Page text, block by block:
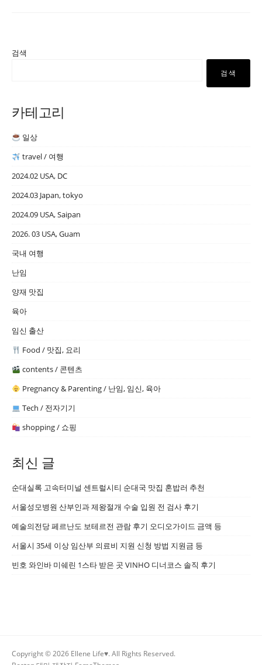
검색
검색
카테고리
일상
travel / 여행
2024.02 USA, DC
2024.03 Japan, tokyo
2024.09 USA, Saipan
2026. 03 USA, Guam
국내 여행
난임
양재 맛집
육아
임신 출산
Food / 맛집, 요리
contents / 콘텐츠
Pregnancy & Parenting / 난임, 임신, 육아
Tech / 전자기기
shopping / 쇼핑
최신 글
순대실록 고속터미널 센트럴시티 순대국 맛집 혼밥러 추천
서울성모병원 산부인과 제왕절개 수술 입원 전 검사 후기
예술의전당 페르난도 보테르전 관람 후기 오디오가이드 금액 등
서울시 35세 이상 임산부 의료비 지원 신청 방법 지원금 등
빈호 와인바 미쉐린 1스타 받은 곳 VINHO 디너코스 솔직 후기
Copyright © 2026 Ellene Life♥. All Rights Reserved.